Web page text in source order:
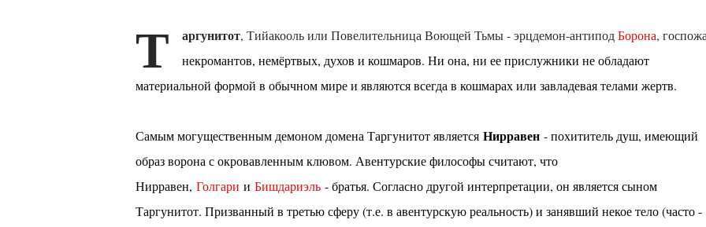
Т аргунитот, Тийакооль или Повелительница Воющей Тьмы - эрцдемон-антиподБорона,
некромантов, немёртвых, духов и кошмаров. Ни она, ни ее прислужники не обладают
материальной формой в обычном мире и являются всегда в кошмарах или завладевая телами жертв.
Самым могущественным демоном домена Таргунитот является Нирравен - похититель душ, имеющий
образ ворона с окровавленным клювом. Авентурские философы считают, что
Нирравен, Голгари и Бишдариэль - братья. Согласно другой интерпретации, он является сыном
Таргунитот. Призванный в третью сферу (т.е. в авентурскую реальность) и занявший некое тело (часто -